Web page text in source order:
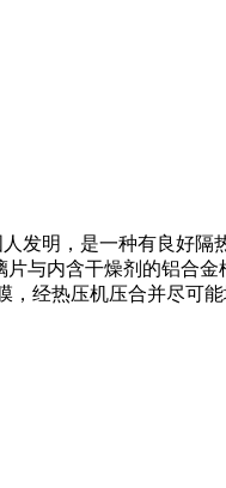
人发明，是一种有良好
与内含干燥剂的铝合金
经热压机压合并尽可